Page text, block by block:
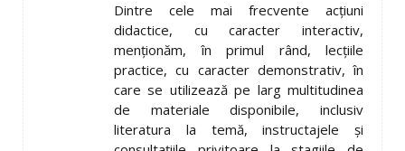
Dintre cele mai frecvente acțiuni
didactice, cu caracter interactiv,
menționăm, în primul rând, lecțiile
practice, cu caracter demonstrativ, în
care se utilizează pe larg multitudinea
de materiale disponibile, inclusiv
literatura la temă, instructajele și